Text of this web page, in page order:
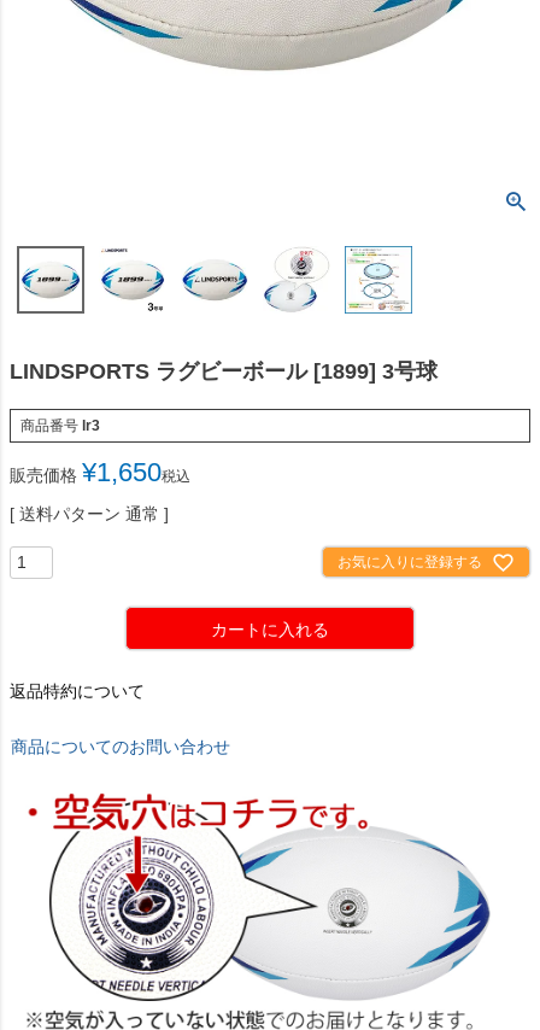
LINDSPORTS ラグビーボール [1899] 3号球
商品番号 lr3
販売価格 ¥1,650税込
送料パターン 通常
お気に入りに登録する
カートに入れる
返品特約について
商品についてのお問い合わせ